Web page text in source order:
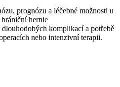
prognózu a léčebné možnosti u
hernie
komplikací a potřebě
nebo intenzivní terapii.